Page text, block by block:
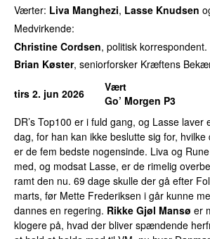
Værter: Liva Manghezi, Lasse Knudsen
Medvirkende:
Christine Cordsen, politisk korrespondent.
Brian Køster, seniorforsker Kræftens
tirs 2. jun 2026
Vært
Go’ Morgen P3
DR’s Top100 er i fuld gang, og Lasse laver
dag, for han kan ikke beslutte sig for,
er de fem bedste nogensinde. Liva og
med, og modsat Lasse, er de rimelig
ramt den nu. 69 dage skulle der gå efter
marts, før Mette Frederiksen i går kunne
dannes en regering. Rikke Gjøl Mansø er
klogere på, hvad der bliver spændende